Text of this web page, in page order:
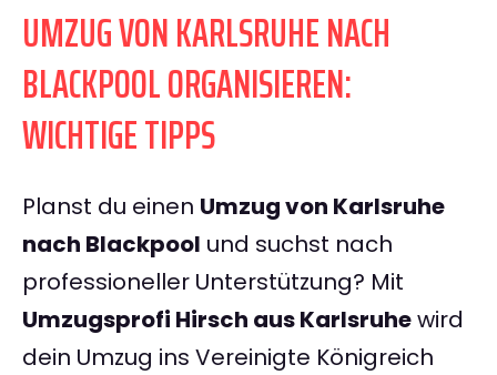
UMZUG VON KARLSRUHE NACH
BLACKPOOL ORGANISIEREN:
WICHTIGE TIPPS
Planst du einen Umzug von Karlsruhe
nach Blackpool und suchst nach
professioneller Unterstützung? Mit
Umzugsprofi Hirsch aus Karlsruhewird
dein Umzug ins Vereinigte Königreich